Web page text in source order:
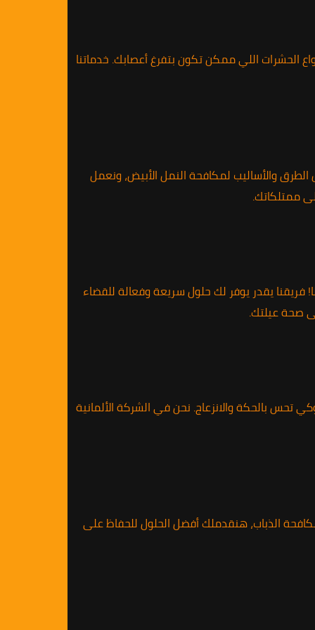
الحشرات اللي ممكن تكون بتفرغ أعصابك. خدماتنا
والأساليب لمكافحة النمل الأبيض، ونعمل
ممتلكاتك.
يقدر يوفر لك حلول سريعة وفعالة للقضاء
صحة عيلتك.
تحس بالحكة والانزعاج. نحن في الشركة الألمانية
الذباب، هنقدملك أفضل الحلول للحفاظ على